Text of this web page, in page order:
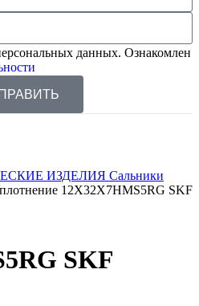
данных. Ознакомлен
ИЗДЕЛИЯ Сальники
12X32X7HMS5RG SKF
SKF